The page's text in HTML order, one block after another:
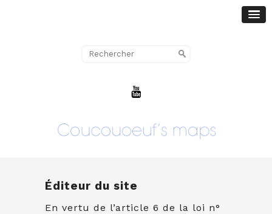
Éditeur du site
En vertu de l’article 6 de la loi n°